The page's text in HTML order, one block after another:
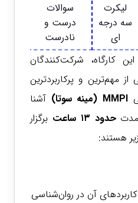
لیکرت
سه درجه
ای
سوالات
درست و
نادرست
این کارگاه، شرکت‌کنندگان
مهم‌ترین و پرکاربردترین
MMPI (مینه سوتا)
آشنا
حدود ۱۳ ساعت
برگزار
هستند: